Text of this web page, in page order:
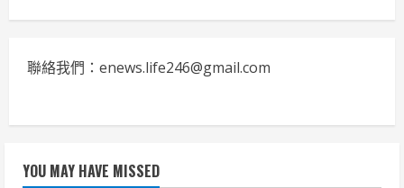
聯絡我們：enews.life246@gmail.com
YOU MAY HAVE MISSED